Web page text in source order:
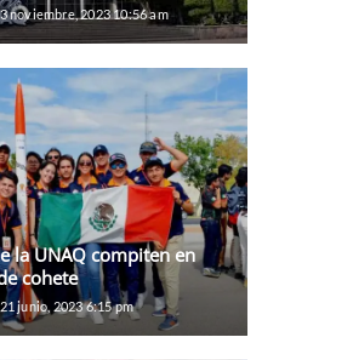
noviembre, 2023 10:56 am
la UNAQ compiten en
cohete
junio, 2023 6:15 pm